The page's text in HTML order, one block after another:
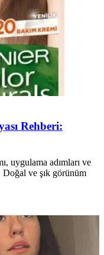
Rehberi:
uygulama adımları ve
Doğal ve şık görünüm